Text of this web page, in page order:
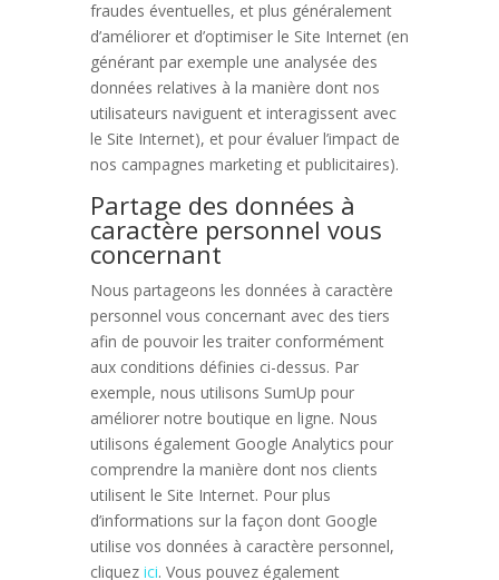
fraudes éventuelles, et plus généralement
d’améliorer et d’optimiser le Site Internet (en
générant par exemple une analysée des
données relatives à la manière dont nos
utilisateurs naviguent et interagissent avec
le Site Internet), et pour évaluer l’impact de
nos campagnes marketing et publicitaires).
Partage des données à
caractère personnel vous
concernant
Nous partageons les données à caractère
personnel vous concernant avec des tiers
afin de pouvoir les traiter conformément
aux conditions définies ci-dessus. Par
exemple, nous utilisons SumUp pour
améliorer notre boutique en ligne. Nous
utilisons également Google Analytics pour
comprendre la manière dont nos clients
utilisent le Site Internet. Pour plus
d’informations sur la façon dont Google
utilise vos données à caractère personnel,
cliquez ici. Vous pouvez également